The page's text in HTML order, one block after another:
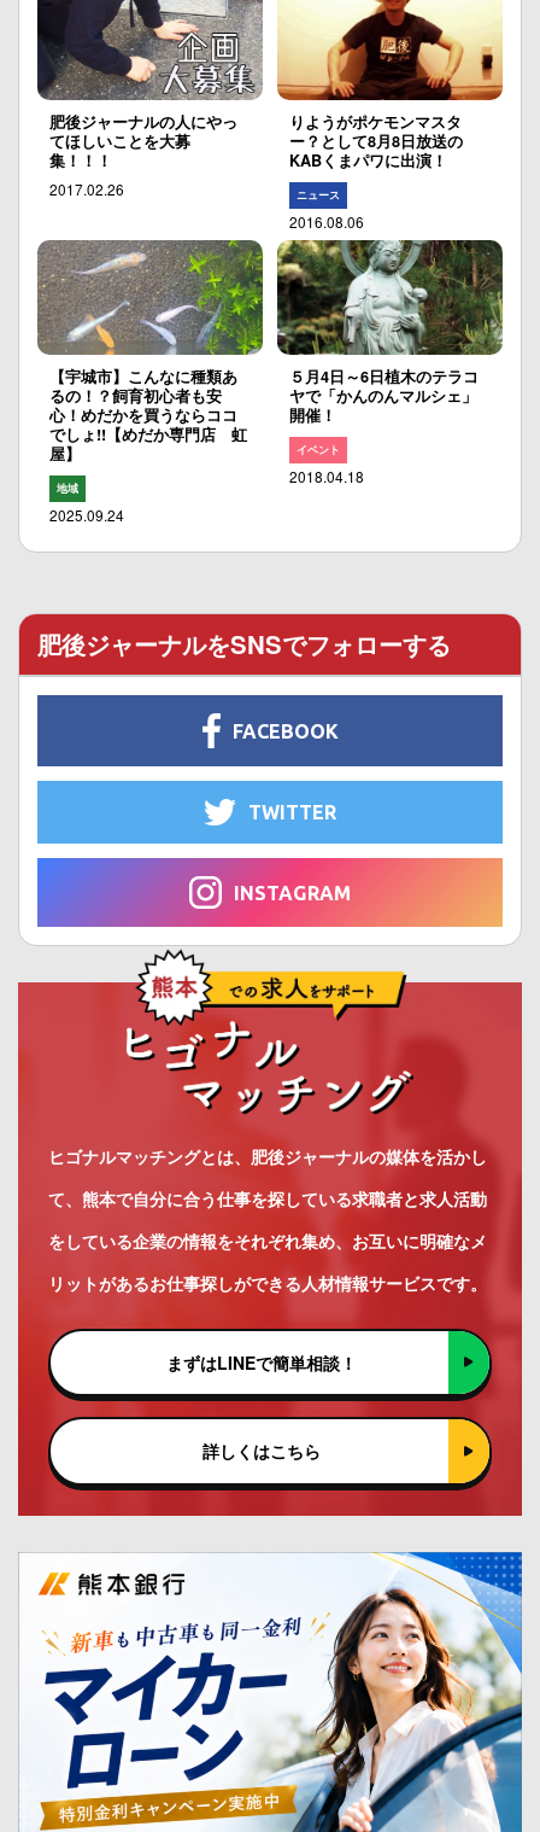
肥後ジャーナルの人にやっ
てほしいことを大募
集！！！
2017.02.26
りようがポケモンマスタ
ー？として8月8日放送の
KABくまパワに出演！
ニュース
2016.08.06
【宇城市】こんなに種類あ
るの！？飼育初心者も安
心！めだかを買うならココ
でしょ!!【めだか専門店 虹
屋】
地域
2025.09.24
５月4日～6日植木のテラコ
ヤで「かんのんマルシェ」
開催！
イベント
2018.04.18
肥後ジャーナルをSNSでフォローする
FACEBOOK
TWITTER
INSTAGRAM
ヒゴナルマッチングとは、肥後ジャーナルの媒体を活かし
て、熊本で自分に合う仕事を探している求職者と求人活動
をしている企業の情報をそれぞれ集め、お互いに明確なメ
リットがあるお仕事探しができる人材情報サービスです。
まずはLINEで簡単相談！
詳しくはこちら